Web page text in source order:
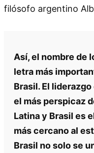
filósofo argentino
Así, el nombre de
letra más
Brasil. El
el más perspicaz
Latina y Brasil es
más cercano al
Brasil no solo se